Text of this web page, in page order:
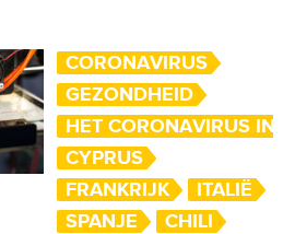
CORONAVIRUS
GEZONDHEID
HET CORONAVIRUS IN
CYPRUS
FRANKRIJK
ITALIË
SPANJE
CHILI